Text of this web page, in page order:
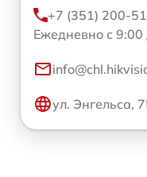
+7 (351) 200-
Ежедневно с 9:00
ул. Энгельса,